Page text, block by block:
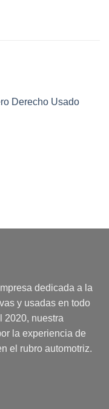
Derecho Usado
dedicada a la
y usadas en todo
2020, nuestra
la experiencia de
el rubro automotriz.